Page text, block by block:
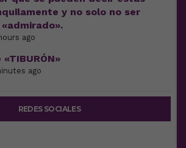
y no solo no ser
ago
ago
REDES SOCIALES